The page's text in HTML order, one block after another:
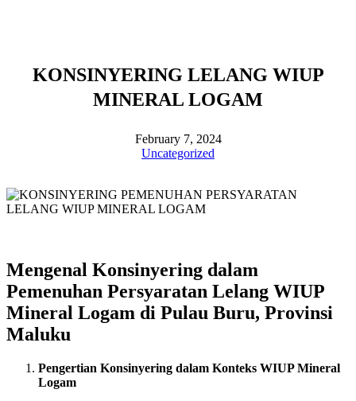
KONSINYERING LELANG WIUP
MINERAL LOGAM
February 7, 2024
Uncategorized
Mengenal Konsinyering dalam
Pemenuhan Persyaratan Lelang WIUP
Mineral Logam di Pulau Buru, Provinsi
Maluku
Pengertian Konsinyering dalam Konteks WIUP Mineral
Logam